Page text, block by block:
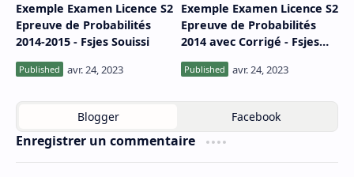
Exemple Examen Licence S2
Epreuve de Probabilités
2014-2015 - Fsjes Souissi
Exemple Examen Licence S2
Epreuve de Probabilités
2014 avec Corrigé - Fsjes
Mohammedia
Enregistrer un commentaire